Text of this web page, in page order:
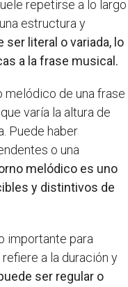
repetirse a lo largo
estructura y
ser literal o variada, lo
a la frase musical.
melódico de una frase
varía la altura de
Puede haber
o una
melódico es uno
y distintivos de
importante para
a la duración y
ser regular o